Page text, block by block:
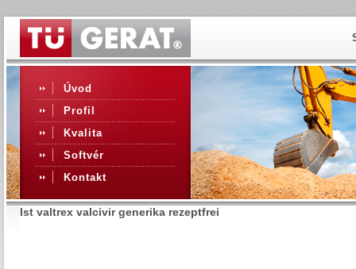
Úvod
Profil
Kvalita
Softvér
Kontakt
Ist valtrex valcivir generika rezeptfrei